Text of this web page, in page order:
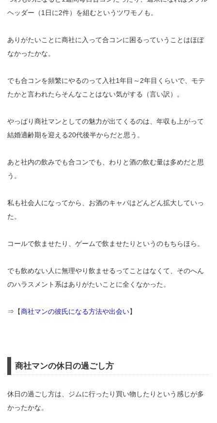
ヘッダー（1日に2件）を組むというツワモノも。
ありがたいことに商社に入って合コンに困るっていうことはほぼ
なかったかな。
でも合コンを頻繁にやるのって入社1年目～2年目くらいで、モテ
たかと言われたらそんなことはない気がする（言い訳）。
やっぱり商社マンとしての魅力が出てくるのは、年収も上がって
結婚適齢期を迎える20代後半からだと思う。
あと社内の飲みでも合コンでも、わりと酒の飲む量は多めだと思
う。
私も社会人になってから、お酒のキャパはどんどん拡大していっ
た。
コールで飲ませたり、ゲームで飲ませたりというのもちらほら。
でも飲めない人に無理やり飲ませるってことはなくて、そのへん
のハラスメント系はありがたいことに全くなかった。
⇒【商社マンの彼氏になる方法や出会い】
商社マンの休日の過ごし方
休日の過ごし方は、ジムに行ったり買い物したりという感じが多
かったかな。